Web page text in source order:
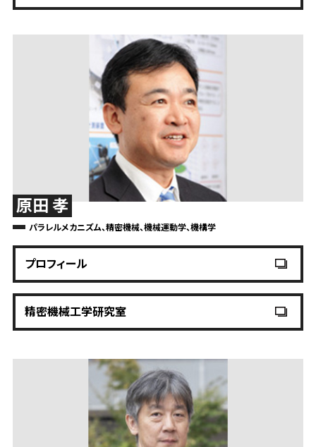
原田 孝
パラレルメカニズム、精密機械、機械運動学、機構学
プロフィール
精密機械工学研究室